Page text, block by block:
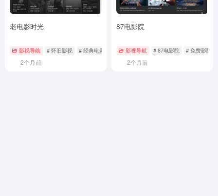
老电影时光
影视导航 # 怀旧影视 # 经典电影 # 老片下载
2个月前
87电影院
影视导航 # 87电影院 # 免费影院
2个月前